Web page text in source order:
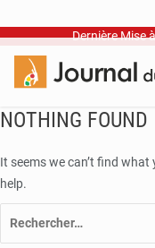
Dernière Mise
NOTHING FOUND
It seems we can’t find
help.